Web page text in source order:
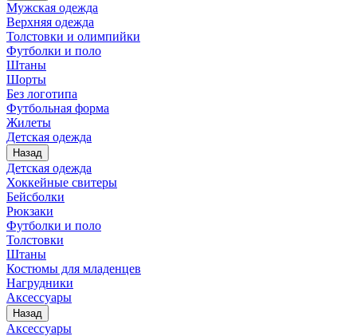
Мужская одежда
Верхняя одежда
Толстовки и олимпийки
Футболки и поло
Штаны
Шорты
Без логотипа
Футбольная форма
Жилеты
Детская одежда
Назад
Детская одежда
Хоккейные свитеры
Бейсболки
Рюкзаки
Футболки и поло
Толстовки
Штаны
Костюмы для младенцев
Нагрудники
Аксессуары
Назад
Аксессуары